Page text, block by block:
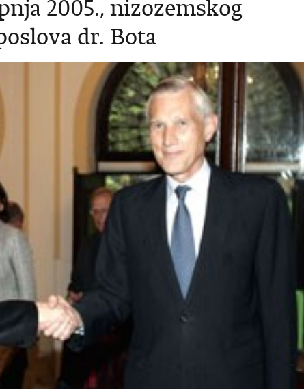
2005., nizozemskog
dr. Bota